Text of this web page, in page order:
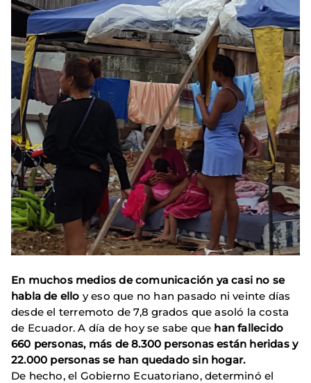
En muchos medios de comunicación ya casi no se
habla de ello y eso que no han pasado ni veinte días
desde el terremoto de 7,8 grados que asoló la costa
de Ecuador. A día de hoy se sabe que han fallecido
660 personas, más de 8.300 personas están heridas y
22.000 personas se han quedado sin hogar.
De hecho, el Gobierno Ecuatoriano, determinó el